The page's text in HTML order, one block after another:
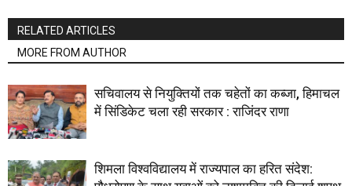
RELATED ARTICLES
MORE FROM AUTHOR
सचिवालय से नियुक्तियों तक चहेतों का कब्जा, हिमाचल
में सिंडिकेट चला रही सरकार : राजिंदर राणा
शिमला विश्वविद्यालय में राज्यपाल का हरित संदेश: